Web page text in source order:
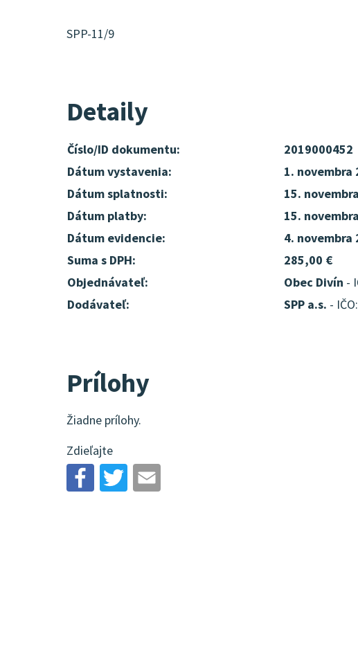
SPP-11/9
Detaily
Číslo/ID dokumentu:
2019000452
Dátum vystavenia:
1. novembra
Dátum splatnosti:
15.
Dátum platby:
15.
Dátum evidencie:
4. novembra
Suma s DPH:
285,00 €
Objednávateľ:
Obec Divín -
Dodávateľ:
SPP a.s. -
Prílohy
Žiadne prílohy.
Zdieľajte